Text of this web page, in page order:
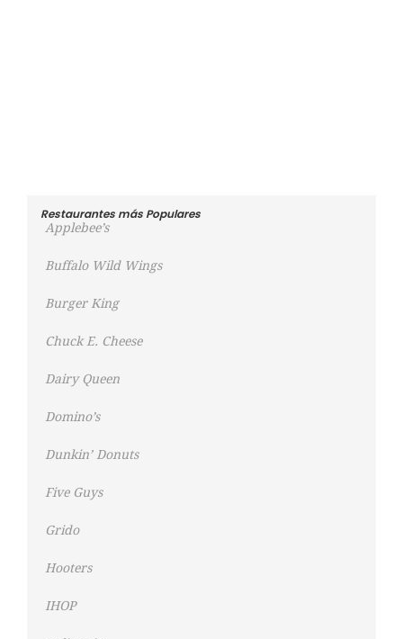
Restaurantes más Populares
Applebee’s
Buffalo Wild Wings
Burger King
Chuck E. Cheese
Dairy Queen
Domino’s
Dunkin’ Donuts
Five Guys
Grido
Hooters
IHOP